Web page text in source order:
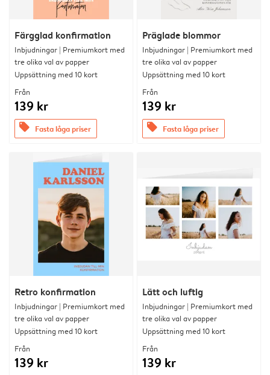
Färgglad konfirmation
Inbjudningar | Premiumkort med
tre olika val av papper
Uppsättning med 10 kort
Från
139 kr
offers Fasta låga priser
Präglade blommor
Inbjudningar | Premiumkort med
tre olika val av papper
Uppsättning med 10 kort
Från
139 kr
offers Fasta låga priser
Retro konfirmation
Inbjudningar | Premiumkort med
tre olika val av papper
Uppsättning med 10 kort
Från
139 kr
Lätt och luftig
Inbjudningar | Premiumkort med
tre olika val av papper
Uppsättning med 10 kort
Från
139 kr